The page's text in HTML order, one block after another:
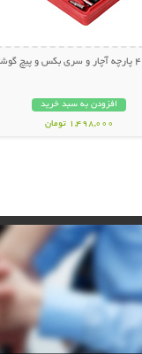
افزودن به سبد خرید
1,498,000 تومان